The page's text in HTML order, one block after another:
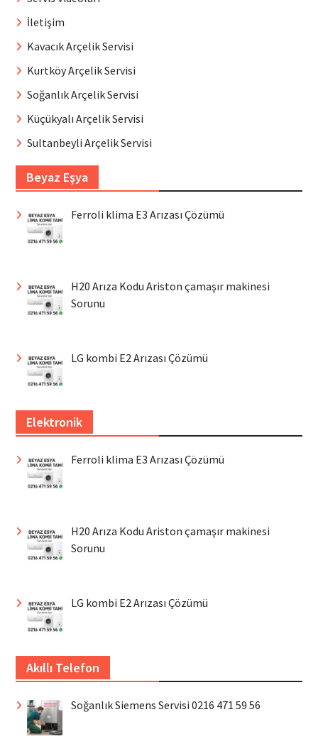
İletişim
Kavacık Arçelik Servisi
Kurtköy Arçelik Servisi
Soğanlık Arçelik Servisi
Küçükyalı Arçelik Servisi
Sultanbeyli Arçelik Servisi
Beyaz Eşya
Ferroli klima E3 Arızası Çözümü
H20 Arıza Kodu Ariston çamaşır makinesi
Sorunu
LG kombi E2 Arızası Çözümü
Elektronik
Ferroli klima E3 Arızası Çözümü
H20 Arıza Kodu Ariston çamaşır makinesi
Sorunu
LG kombi E2 Arızası Çözümü
Akıllı Telefon
Soğanlık Siemens Servisi 0216 471 59 56